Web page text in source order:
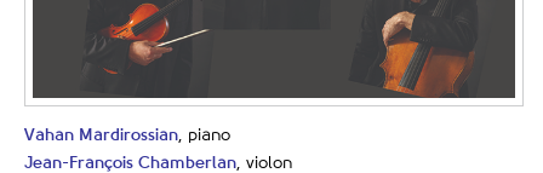
Vahan Mardirossian , piano
Jean-François Chamberlan , violon